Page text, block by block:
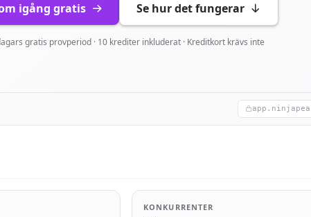
igång gratis Se hur det fungerar
gratis provperiod · 10 krediter inkluderat · Kreditkort krävs inte
KONKURRENTER